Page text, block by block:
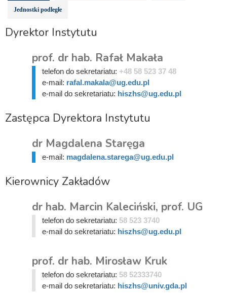
Jednostki podległe
Dyrektor Instytutu
prof. dr hab. Rafał Makała
telefon do sekretariatu: +48 58 523 37 48
e-mail: rafal.makala@ug.edu.pl
e-mail do sekretariatu: hiszhs@ug.edu.pl
Zastępca Dyrektora Instytutu
dr Magdalena Staręga
e-mail: magdalena.starega@ug.edu.pl
Kierownicy Zakładów
dr hab. Marcin Kaleciński, prof. UG
telefon do sekretariatu: 58 523 3740
e-mail do sekretariatu: hiszhs@ug.edu.pl
prof. dr hab. Mirosław Kruk
telefon do sekretariatu: 58 52333740
e-mail do sekretariatu: hiszhs@univ.gda.pl